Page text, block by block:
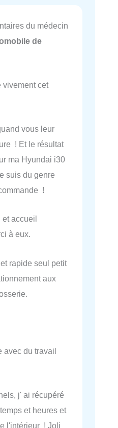
du médecin
de
vivement cet
vous leur
! Et le résultat
ma Hyundai i30
suis du genre
!
accueil
à eux.
rapide seul petit
aux
avec du travail
j' ai récupéré
et heures et
l'intérieur ! Joli